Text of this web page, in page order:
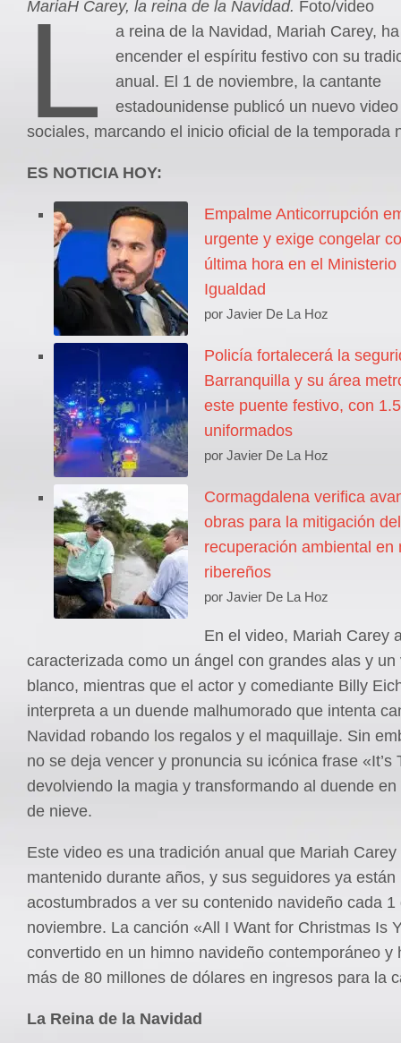
MariaH Carey, la reina de la Navidad. Foto/video
L
a reina de la Navidad, Mariah Carey,
encender el espíritu festivo con su
anual. El 1 de noviembre, la cantante
estadounidense publicó un nuevo
sociales, marcando el inicio oficial de la temporada
ES NOTICIA HOY:
Empalme Anticorrupción
urgente y exige congelar
última hora en el Ministerio
Igualdad
por Javier De La Hoz
Policía fortalecerá la
Barranquilla y su área
este puente festivo, con
uniformados
por Javier De La Hoz
Cormagdalena verifica
obras para la mitigación
recuperación ambiental en
ribereños
por Javier De La Hoz
En el video, Mariah Carey
caracterizada como un ángel con grandes alas y un
blanco, mientras que el actor y comediante Billy
interpreta a un duende malhumorado que intenta
Navidad robando los regalos y el maquillaje. Sin
no se deja vencer y pronuncia su icónica frase «It’s
devolviendo la magia y transformando al duende
de nieve.
Este video es una tradición anual que Mariah Carey
mantenido durante años, y sus seguidores ya están
acostumbrados a ver su contenido navideño cada 1
noviembre. La canción «All I Want for Christmas Is
convertido en un himno navideño contemporáneo y
más de 80 millones de dólares en ingresos para la
La Reina de la Navidad